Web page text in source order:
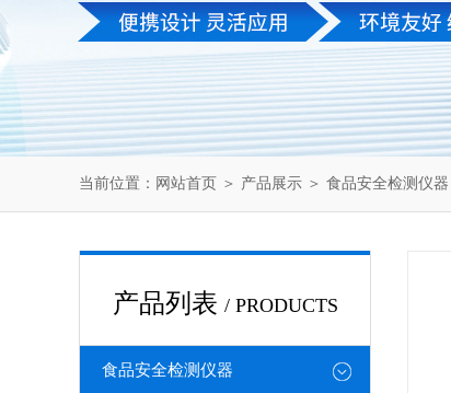
当前位置： 网站首页 ＞ 产品展示 ＞ 食品安全检测仪器
产品列表 / PRODUCTS
食品安全检测仪器